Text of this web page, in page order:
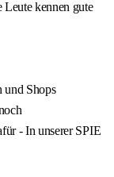
kennen gute
und Shops
- In unserer SPIE